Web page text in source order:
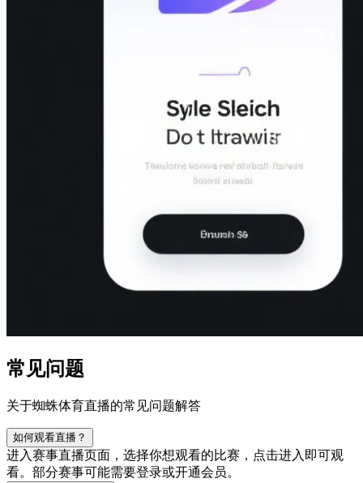
常见问题
关于蜘蛛体育直播的常见问题解答
如何观看直播？
进入赛事直播页面，选择你想观看的比赛，点击进入即可观
看。部分赛事可能需要登录或开通会员。